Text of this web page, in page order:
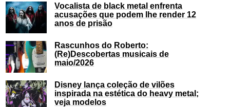
Vocalista de black metal enfrenta
acusações que podem lhe render 12
anos de prisão
Rascunhos do Roberto:
(Re)Descobertas musicais de
maio/2026
Disney lança coleção de vilões
inspirada na estética do heavy metal;
veja modelos